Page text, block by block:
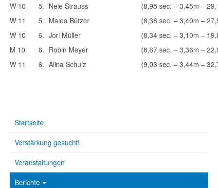
W 10
5. Nele Strauss
(8,95 sec. – 3,45m –
W 11
5. Malea Bützer
(8,38 sec. – 3,40m –
W 10
6. Jori Müller
(8,34 sec. – 3,10m –
M 10
6. Robin Meyer
(8,67 sec. – 3,36m –
W 11
6. Alina Schulz (9,03 sec. – 3,44m –
Startseite
Verstärkung gesucht!
Veranstaltungen
Berichte